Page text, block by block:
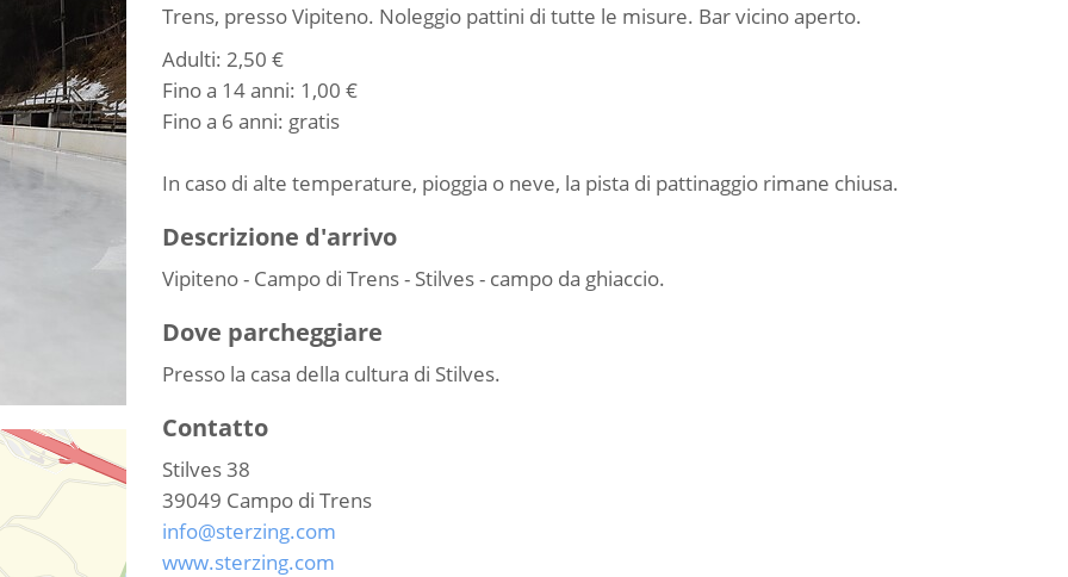
Trens, presso Vipiteno. Noleggio pattini di tutte le misure. Bar vicino aperto.
Adulti: 2,50 €
Fino a 14 anni: 1,00 €
Fino a 6 anni: gratis
In caso di alte temperature, pioggia o neve, la pista di pattinaggio rimane chiusa.
Descrizione d'arrivo
Vipiteno - Campo di Trens - Stilves - campo da ghiaccio.
Dove parcheggiare
Presso la casa della cultura di Stilves.
Contatto
Stilves 38
39049 Campo di Trens
info@sterzing.com
www.sterzing.com